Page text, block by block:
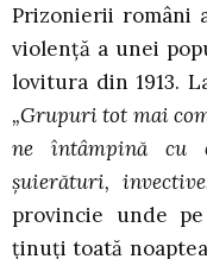
Prizonierii români
violenţă a unei
lovitura din 1913.
„Grupuri tot mai
ne întâmpină cu
şuierături,
provincie unde
ţinuţi toată